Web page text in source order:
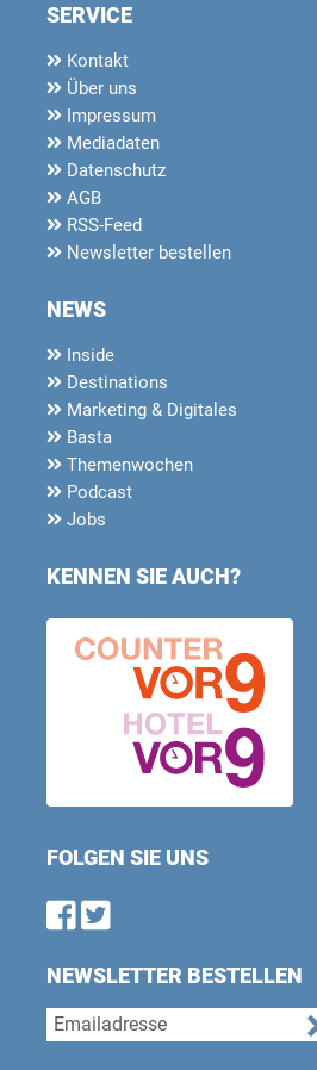
SERVICE
Kontakt
Über uns
Impressum
Mediadaten
Datenschutz
AGB
RSS-Feed
Newsletter bestellen
NEWS
Inside
Destinations
Marketing & Digitales
Basta
Themenwochen
Podcast
Jobs
KENNEN SIE AUCH?
FOLGEN SIE UNS
Find us on
Follow us on
NEWSLETTER BESTELLEN